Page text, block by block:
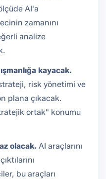
AI'a
zamanını
analize
kayacak.
risk yönetimi ve
plana çıkacak.
ortak" konumu
olacak. AI araçlarını
bu araçları